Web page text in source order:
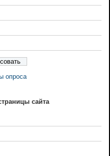
опроса
сайта